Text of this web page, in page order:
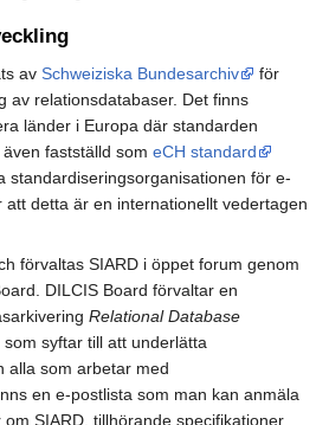
av Schweiziska Bundesarchiv
för
av relationsdatabaser. Det finns
länder i Europa där standarden
fastställd som eCH standard
standardiseringsorganisationen för e-
detta är en internationellt vedertagen
förvaltas SIARD i öppet forum genom
DILCIS Board förvaltar en
Relational Database
som syftar till att underlätta
alla som arbetar med
en e-postlista som man kan anmäla
SIARD, tillhörande specifikationer